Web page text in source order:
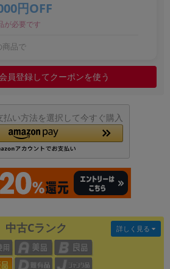
円OFF
が必要です
商品で
員登録してクーポンを使う
払い方法を選択して今すぐ購入
中古Cランク 詳しく見る
月 まで
となります。